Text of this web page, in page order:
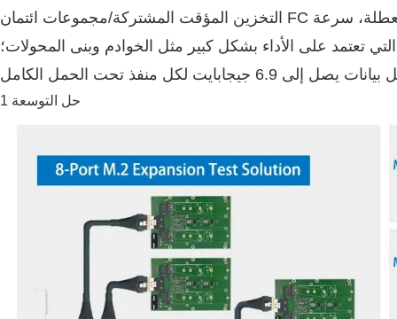
التخزين المؤقت المشتركة/مجموعات ائتمان FC المرنة، وبنية المحول الداخلي غير المعطلة، سرعة
تعتمد على الأداء بشكل كبير مثل الخوادم وبنى المحولات؛
حل التوسعة 1